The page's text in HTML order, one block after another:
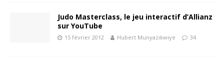
Judo Masterclass, le jeu interactif d’Allianz
sur YouTube
15 février 2012 Hubert Munyazikwiye 34